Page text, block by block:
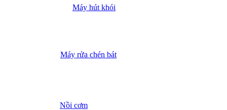
Máy hút khói
Máy rửa chén bát
Nồi cơm